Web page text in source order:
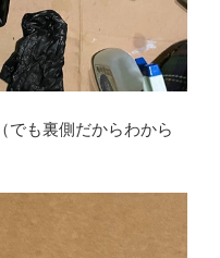
でも裏側だからわから